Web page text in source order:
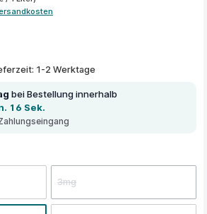
von 4.5 von 5 Sternen
1-2 Werktage
bei Bestellung innerhalb
16 Sek.
3mg